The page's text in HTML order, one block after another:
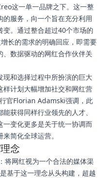
这一单一品牌之下。这一整
服务，向一个旨在充分利用
。通过整合超过40个市场的
长的需求的明确回应，即需要
数据驱动的网红合作伙伴关
和选择过程中所扮演的巨大
计划大幅增加社交和网红营
官Florian Adamski强调，此
获得同样行业领先的人才、
变化更多是关于统一协调而
简化全球运营。
念
将网红视为一个合法的媒体渠
基于这一理念从头构建，超越